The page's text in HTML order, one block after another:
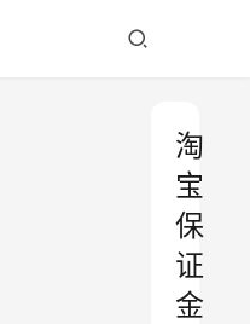
淘
宝
保
证
金